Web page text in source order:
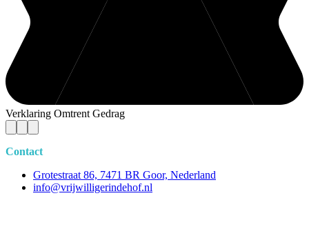
Verklaring Omtrent Gedrag
Contact
Grotestraat 86, 7471 BR Goor, Nederland
info@vrijwilligerindehof.nl